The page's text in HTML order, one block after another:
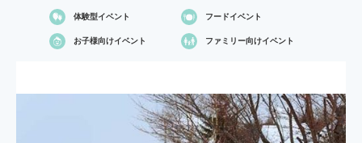
体験型イベント フードイベント
お子様向けイベント ファミリー向けイベント